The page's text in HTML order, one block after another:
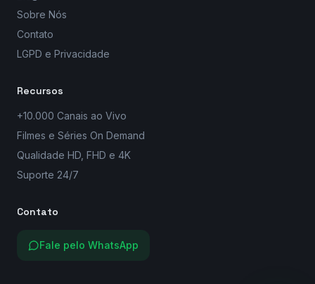
Sobre Nós
Contato
LGPD e Privacidade
Recursos
+10.000 Canais ao Vivo
Filmes e Séries On Demand
Qualidade HD, FHD e 4K
Suporte 24/7
Contato
Fale pelo WhatsApp